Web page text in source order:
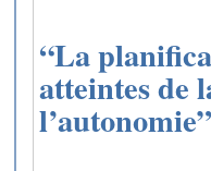
“La
atteintes de
l’autonomie”